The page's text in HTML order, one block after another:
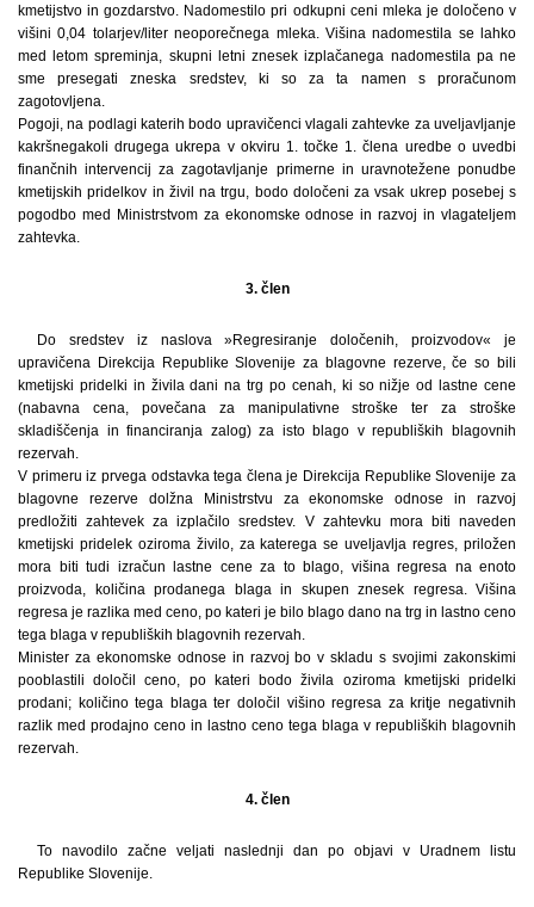
kmetijstvo in gozdarstvo. Nadomestilo pri odkupni ceni mleka je določeno v
višini 0,04 tolarjev/liter neoporečnega mleka. Višina nadomestila se lahko
med letom spreminja, skupni letni znesek izplačanega nadomestila pa ne
sme presegati zneska sredstev, ki so za ta namen s proračunom
zagotovljena.
Pogoji, na podlagi katerih bodo upravičenci vlagali zahtevke za uveljavljanje
kakršnegakoli drugega ukrepa v okviru 1. točke 1. člena uredbe o uvedbi
finančnih intervencij za zagotavljanje primerne in uravnotežene ponudbe
kmetijskih pridelkov in živil na trgu, bodo določeni za vsak ukrep posebej s
pogodbo med Ministrstvom za ekonomske odnose in razvoj in vlagateljem
zahtevka.
3. člen
Do sredstev iz naslova »Regresiranje določenih, proizvodov« je
upravičena Direkcija Republike Slovenije za blagovne rezerve, če so bili
kmetijski pridelki in živila dani na trg po cenah, ki so nižje od lastne cene
(nabavna cena, povečana za manipulativne stroške ter za stroške
skladiščenja in financiranja zalog) za isto blago v republiških blagovnih
rezervah.
V primeru iz prvega odstavka tega člena je Direkcija Republike Slovenije za
blagovne rezerve dolžna Ministrstvu za ekonomske odnose in razvoj
predložiti zahtevek za izplačilo sredstev. V zahtevku mora biti naveden
kmetijski pridelek oziroma živilo, za katerega se uveljavlja regres, priložen
mora biti tudi izračun lastne cene za to blago, višina regresa na enoto
proizvoda, količina prodanega blaga in skupen znesek regresa. Višina
regresa je razlika med ceno, po kateri je bilo blago dano na trg in lastno ceno
tega blaga v republiških blagovnih rezervah.
Minister za ekonomske odnose in razvoj bo v skladu s svojimi zakonskimi
pooblastili določil ceno, po kateri bodo živila oziroma kmetijski pridelki
prodani; količino tega blaga ter določil višino regresa za kritje negativnih
razlik med prodajno ceno in lastno ceno tega blaga v republiških blagovnih
rezervah.
4. člen
To navodilo začne veljati naslednji dan po objavi v Uradnem listu
Republike Slovenije.